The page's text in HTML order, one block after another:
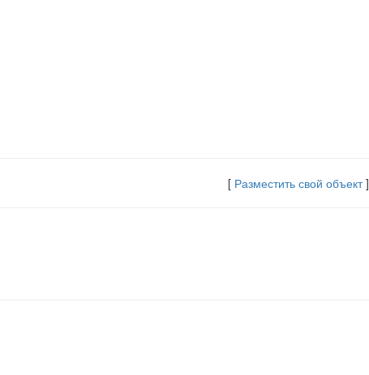
[ Разместить свой объект]